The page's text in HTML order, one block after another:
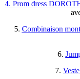
4. Prom dress
5. Combinaison
6.
7.